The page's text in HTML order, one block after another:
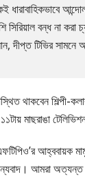
সিরিয়াল বন্ধ না
দীপ্ত টিভির সামনে
থাকবেন
মাছরাঙা
আহ্ববায়ক
আমরা অত্যন্ত